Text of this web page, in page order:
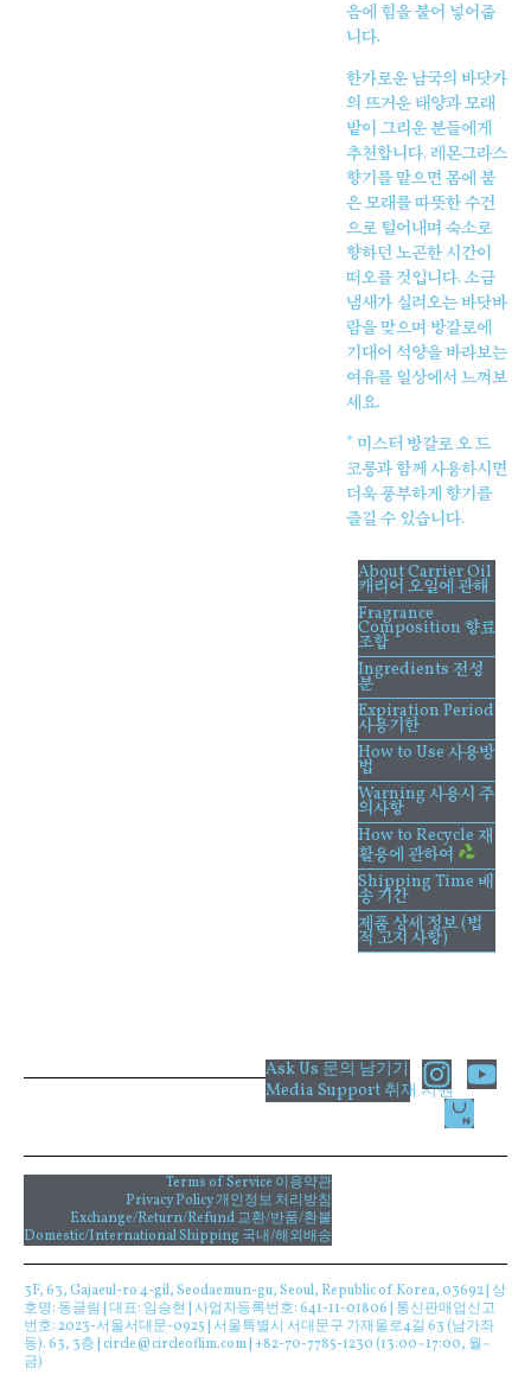
음에 힘을 불어 넣어줍
니다.
한가로운 남국의 바닷가
의 뜨거운 태양과 모래
밭이 그리운 분들에게
추천합니다. 레몬그라스
향기를 맡으면 몸에 붙
은 모래를 따뜻한 수건
으로 털어내며 숙소로
향하던 노곤한 시간이
떠오를 것입니다. 소금
냄새가 실려오는 바닷바
람을 맞으며 방갈로에
기대어 석양을 바라보는
여유를 일상에서 느껴보
세요.
* 미스터 방갈로 오 드
코롱과 함께 사용하시면
더욱 풍부하게 향기를
즐길 수 있습니다.
About Carrier Oil
캐리어 오일에 관해
Fragrance
Composition 향료
조합
Ingredients 전성
분
Expiration Period
사용기한
How to Use 사용방
법
Warning 사용시 주
의사항
How to Recycle 재
활용에 관하여
Shipping Time 배
송 기간
제품 상세 정보 (법
적 고지 사항)
Ask Us 문의 남기기
Media Support 취재 지원
I
n
s
t
a
m
Y
o
t
Terms of Service 이용약관
Privacy Policy 개인정보 처리방침
Exchange/Return/Refund 교환/반품/환불
Domestic/International Shipping 국내/해외배송
3F, 63, Gajaeul-ro 4-gil, Seodaemun-gu, Seoul, Republic of Korea, 03692 | 상
호명: 동글림 | 대표: 임승현 | 사업자등록번호: 641-11-01806 | 통신판매업신고
번호: 2023-서울서대문-0925 | 서울특별시 서대문구 가재울로4길 63 (남가좌
동). 63, 3층 | circle@circleoflim.com | +82-70-7785-1230 (13:00~17:00, 월~
금)